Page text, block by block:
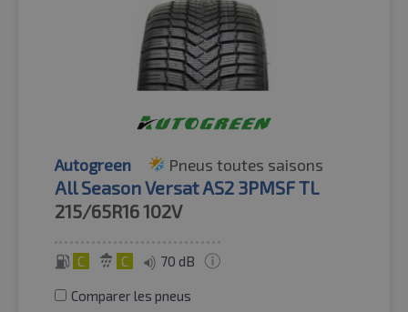
Autogreen Pneus toutes saisons
All Season Versat AS2 3PMSF TL
215/65R16102V
C C 70 dB
Comparer les pneus